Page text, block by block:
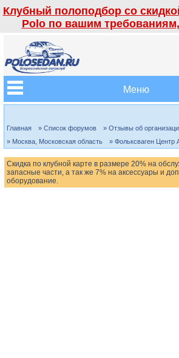
Клубный полоподбор со
Polo по вашим
Меню
Главная » Список форумов
» Отзывы об
» Москва, Московская область
» Фольксваген Центр
Скидка по клубной карте в размере 20% на
запасные части, а так же 7% на аксессуары и
оборудование.